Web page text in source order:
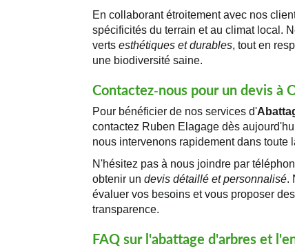
En collaborant étroitement avec nos
spécificités du terrain et au climat local.
vertsesthétiques et durables, tout en
une biodiversité saine.
Contactez-nous pour un devis à
Pour bénéficier de nos services d'
contactez Ruben Elagage dès
nous intervenons rapidement dans toute
N'hésitez pas à nous joindre par
obtenir undevis détaillé et personnalisé.
évaluer vos besoins et vous proposer
transparence.
FAQ sur l'abattage d'arbres et